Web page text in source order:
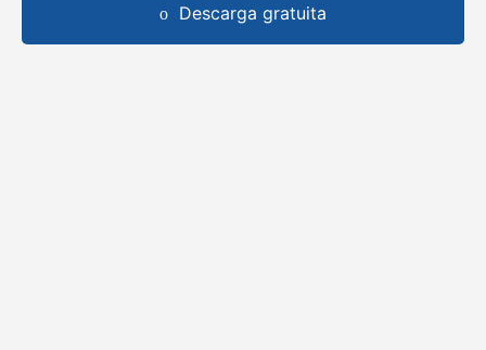
Descarga gratuita